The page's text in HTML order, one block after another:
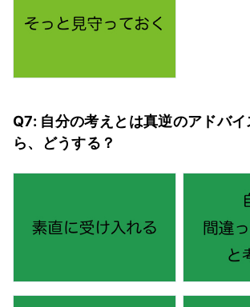
Q7: 自分の考えとは真逆のアドバ
ら、どうする？